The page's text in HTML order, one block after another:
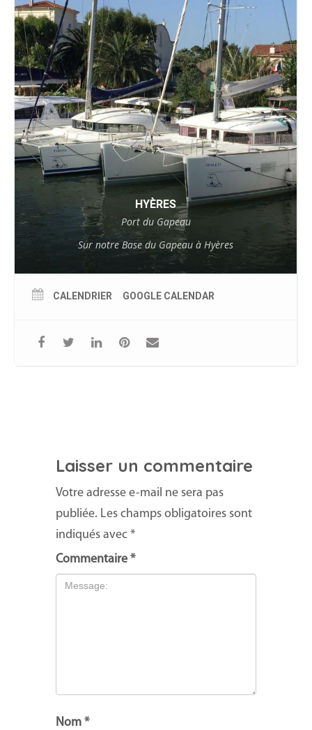
HYÈRES
Port du Gapeau
Sur notre Base du Gapeau à Hyères
CALENDRIER GOOGLE CALENDAR
Laisser un commentaire
Votre adresse e-mail ne sera pas
publiée. Les champs obligatoires sont
indiqués avec *
Commentaire *
Nom *